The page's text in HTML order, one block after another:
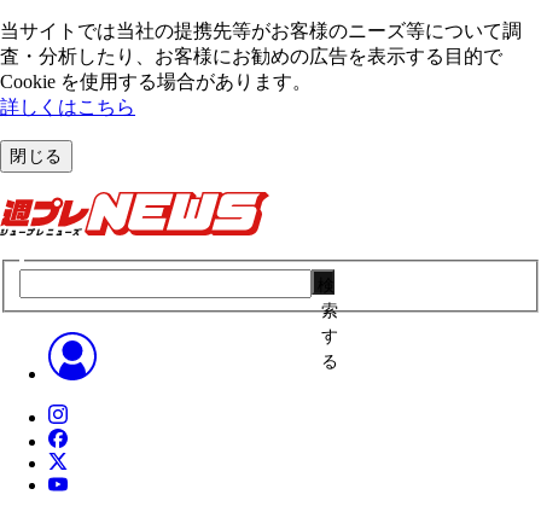
当サイトでは当社の提携先等がお客様のニーズ等について調
査・分析したり、お客様にお勧めの広告を表⽰する⽬的で
Cookie を使⽤する場合があります。
詳しくはこちら
閉じる
索
す
る